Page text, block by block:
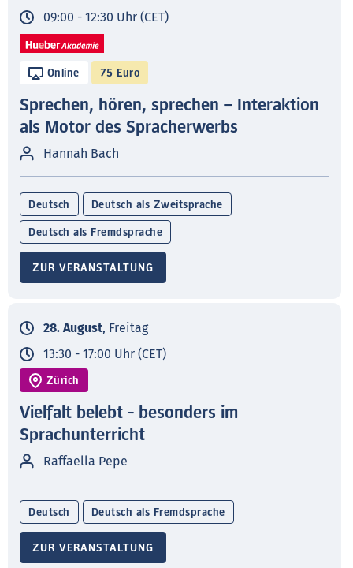
09:00 - 12:30 Uhr (CET)
Online 75 Euro
Sprechen, hören, sprechen – Interaktion
als Motor des Spracherwerbs
Hannah Bach
Deutsch Deutsch als Zweitsprache
Deutsch als Fremdsprache
ZUR VERANSTALTUNG
28. August, Freitag
13:30 - 17:00 Uhr (CET)
Zürich
Vielfalt belebt - besonders im
Sprachunterricht
Raffaella Pepe
Deutsch Deutsch als Fremdsprache
ZUR VERANSTALTUNG